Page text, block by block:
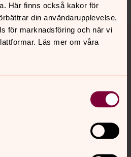
Här finns också kakor för
din användarupplevelse,
för marknadsföring och när vi
Läs mer om våra